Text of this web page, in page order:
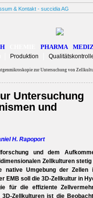
& Kontakt - succidia AG
PHARMA
Produktion
zur Untersuchung von
Untersuchung
und
H. Rapoport
und dem
Zellkulturen
Umgebung der Zellen
EMB soll die 3D-Zellkultur in
für die effiziente
Zellkulturen ist die